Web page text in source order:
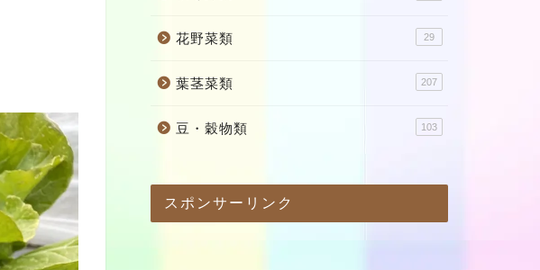
花野菜類 29
葉茎菜類 207
豆・穀物類 103
スポンサーリンク